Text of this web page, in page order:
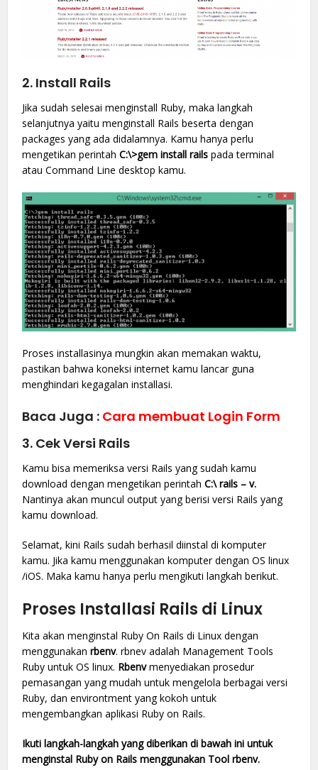
2. Install Rails
Jika sudah selesai menginstall Ruby, maka langkah
selanjutnya yaitu menginstall Rails beserta dengan
packages yang ada didalamnya. Kamu hanya perlu
mengetikan perintahC:\>gem install railspada terminal
atau Command Line desktop kamu.
Proses installasinya mungkin akan memakan waktu,
pastikan bahwa koneksi internet kamu lancar guna
menghindari kegagalan installasi.
Baca Juga : Cara membuat Login Form
3. Cek Versi Rails
Kamu bisa memeriksa versi Rails yang sudah kamu
download dengan mengetikan perintahC:\ rails – v.
Nantinya akan muncul output yang berisi versi Rails yang
kamu download.
Selamat, kini Rails sudah berhasil diinstal di komputer
kamu. Jika kamu menggunakan komputer dengan OS linux
/iOS. Maka kamu hanya perlu mengikuti langkah berikut.
Proses Installasi Rails di Linux
Kita akan menginstal Ruby On Rails di Linux dengan
menggunakanrbenv. rbnev adalah Management Tools
Ruby untuk OS linux. Rbenvmenyediakan prosedur
pemasangan yang mudah untuk mengelola berbagai versi
Ruby, dan environtment yang kokoh untuk
mengembangkan aplikasi Ruby on Rails.
Ikuti langkah-langkah yang diberikan di bawah ini untuk
menginstal Ruby on Rails menggunakan Tool rbenv.